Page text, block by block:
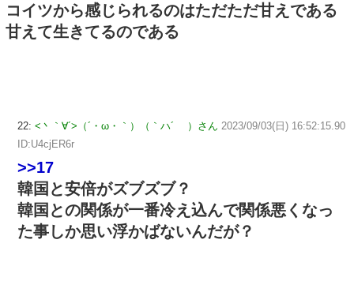
コイツから感じられるのはただただ甘えである
甘えて生きてるのである
22: <丶｀∀´>（´・ω・｀）（｀ハ´ ）さん 2023/09/03(日) 16:52:15.90
ID:U4cjER6r
>>17
韓国と安倍がズブズブ？
韓国との関係が一番冷え込んで関係悪くなっ
た事しか思い浮かばないんだが？